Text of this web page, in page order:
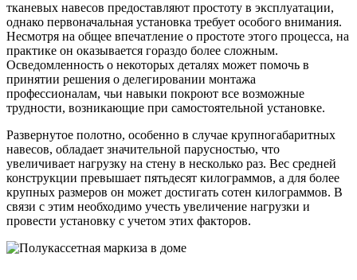
тканевых навесов предоставляют простоту в эксплуатации,
однако первоначальная установка требует особого внимания.
Несмотря на общее впечатление о простоте этого процесса, на
практике он оказывается гораздо более сложным.
Осведомленность о некоторых деталях может помочь в
принятии решения о делегировании монтажа
профессионалам, чьи навыки покроют все возможные
трудности, возникающие при самостоятельной установке.
Развернутое полотно, особенно в случае крупногабаритных
навесов, обладает значительной парусностью, что
увеличивает нагрузку на стену в несколько раз. Вес средней
конструкции превышает пятьдесят килограммов, а для более
крупных размеров он может достигать сотен килограммов. В
связи с этим необходимо учесть увеличение нагрузки и
провести установку с учетом этих факторов.